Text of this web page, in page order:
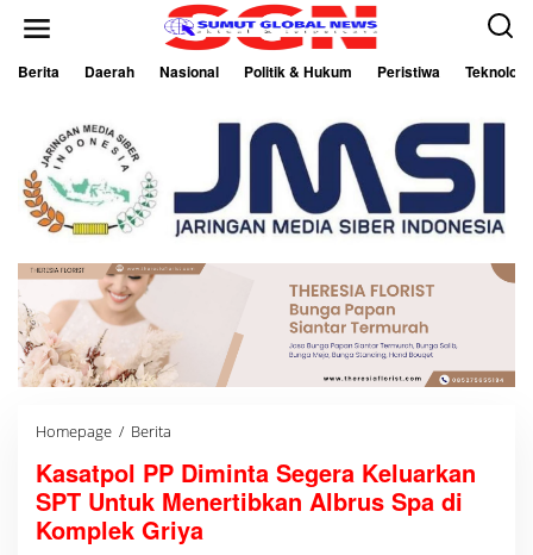
Berita Daerah Nasional Politik & Hukum Peristiwa Teknologi
Homepage / Berita
s
t
p
o
Kasatpol PP Diminta Segera Keluarkan
SPT Untuk Menertibkan Albrus Spa di
Komplek Griya